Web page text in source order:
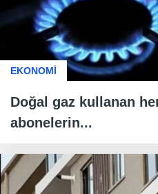
EKONOMİ
Doğal gaz kullanan
abonelerin...